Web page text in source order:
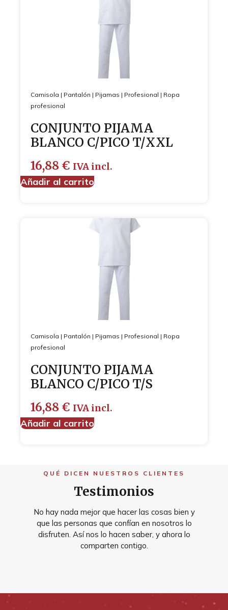
Camisola | Pantalón | Pijamas | Profesional | Ropa
profesional
CONJUNTO PIJAMA
BLANCO C/PICO T/XXL
16,88 € IVA incl.
Añadir al carrito
Camisola | Pantalón | Pijamas | Profesional | Ropa
profesional
CONJUNTO PIJAMA
BLANCO C/PICO T/S
16,88 € IVA incl.
Añadir al carrito
QUÉ DICEN NUESTROS CLIENTES
Testimonios
No hay nada mejor que hacer las cosas bien y
que las personas que confían en nosotros lo
disfruten. Así nos lo hacen saber, y ahora lo
comparten contigo.